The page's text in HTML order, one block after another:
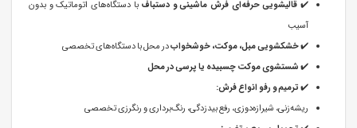
✔️ قالیشویی حرفه‌ای فرش ماشینی و دستباف با دستگاه‌های اتوماتیک و بدون
آسیب
✔️خشکشویی مبل، موکت، خوشخوابدر محل با دستگاه‌های تخصصی
✔️شستشوی موکت چسبیده یا پرسی در محل
✔️ترمیم و رفو انواع فرش:
ریشه‌زنی، شیرازه‌دوزی، رفع بیدزدگی، رنگ‌برداری و رنگرزی تخصصی